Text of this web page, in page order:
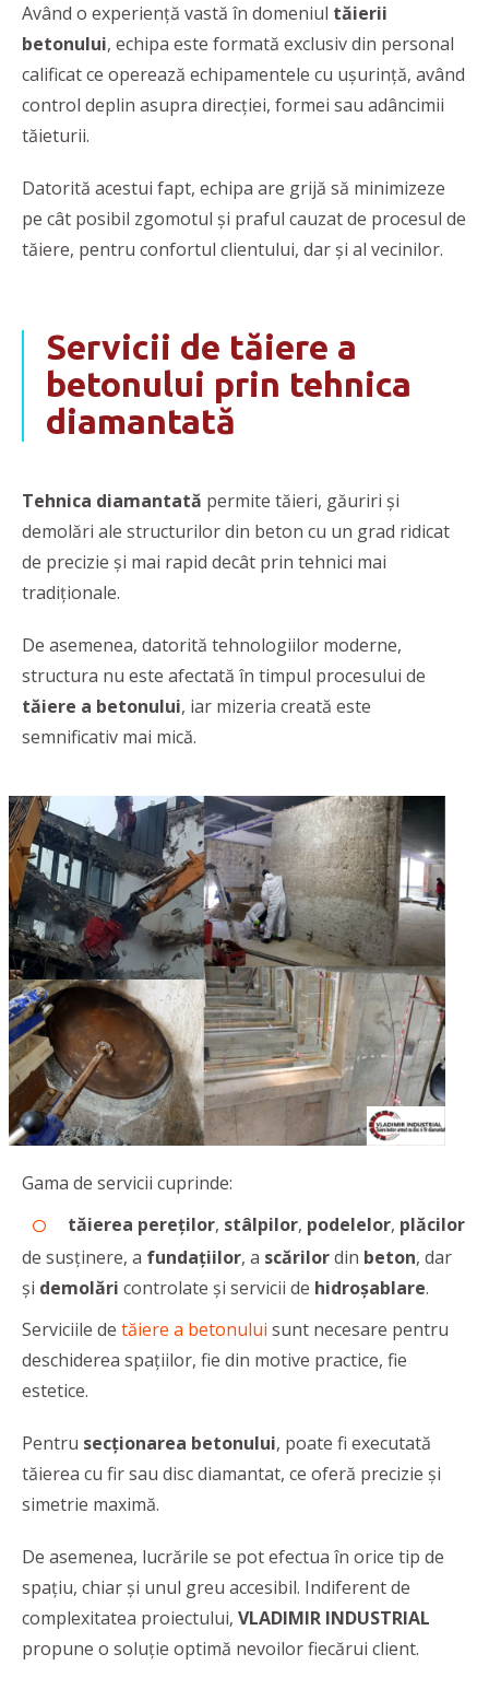
Având o experienţă vastă în domeniul tăierii
betonului, echipa este formată exclusiv din personal
calificat ce operează echipamentele cu ușurință, având
control deplin asupra direcţiei, formei sau adâncimii
tăieturii.
Datorită acestui fapt, echipa are grijă să minimizeze
pe cât posibil zgomotul şi praful cauzat de procesul de
tăiere, pentru confortul clientului, dar şi al vecinilor.
Servicii de tăiere a
betonului prin tehnica
diamantată
Tehnica diamantată permite tăieri, găuriri și
demolări ale structurilor din beton cu un grad ridicat
de precizie și mai rapid decât prin tehnici mai
tradiționale.
De asemenea, datorită tehnologiilor moderne,
structura nu este afectată în timpul procesului de
tăiere a betonului, iar mizeria creată este
semnificativ mai mică.
Gama de servicii cuprinde:
tăierea pereţilor, stâlpilor, podelelor, plăcilor
de susţinere, a fundaţiilor, a scărilordin beton, dar
şi demolări controlate şi servicii de hidroşablare.
Serviciile de tăiere a betonului sunt necesare pentru
deschiderea spaţiilor, fie din motive practice, fie
estetice.
Pentru secţionarea betonului, poate fi executată
tăierea cu fir sau disc diamantat, ce oferă precizie şi
simetrie maximă.
De asemenea, lucrările se pot efectua în orice tip de
spaţiu, chiar şi unul greu accesibil. Indiferent de
complexitatea proiectului, VLADIMIR INDUSTRIAL
propune o soluţie optimă nevoilor fiecărui client.